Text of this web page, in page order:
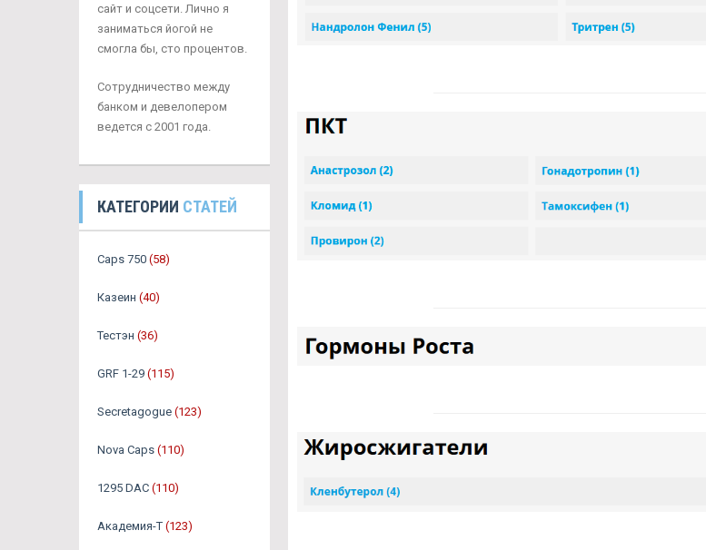
сайт и соцсети. Лично я
заниматься йогой не
смогла бы, сто процентов.
Сотрудничество между
банком и девелопером
ведется с 2001 года.
КАТЕГОРИИ СТАТЕЙ
Caps 750 (58)
Казеин (40)
Тестэн (36)
GRF 1-29 (115)
Secretagogue (123)
Nova Caps (110)
1295 DAC (110)
Академия-Т (123)